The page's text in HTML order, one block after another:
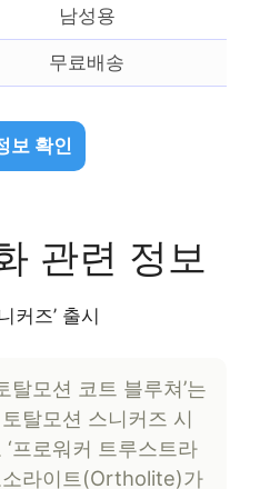
남성용
무료배송
보 확인
관련 정보
커즈’ 출시
탈모션 코트 블루쳐’는
탈모션 스니커즈 시
프로워커 트루스트라
소라이트(Ortholite)가